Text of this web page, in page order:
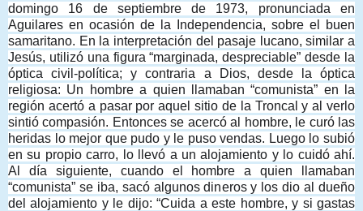
domingo 16 de septiembre de 1973, pronunciada en
Aguilares en ocasión de la Independencia, sobre el buen
samaritano. En la interpretación del pasaje lucano, similar a
Jesús, utilizó una figura “marginada, despreciable” desde la
óptica civil-política; y contraria a Dios, desde la óptica
religiosa: Un hombre a quien llamaban “comunista” en la
región acertó a pasar por aquel sitio de la Troncal y al verlo
sintió compasión. Entonces se acercó al hombre, le curó las
heridas lo mejor que pudo y le puso vendas. Luego lo subió
en su propio carro, lo llevó a un alojamiento y lo cuidó ahí.
Al día siguiente, cuando el hombre a quien llamaban
“comunista” se iba, sacó algunos dineros y los dio al dueño
del alojamiento y le dijo: “Cuida a este hombre, y si gastas